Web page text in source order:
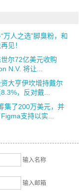
万人之选”脚臭粉，和
见！
尔72亿美元收购
N.V. 将让...
大亨伊坎增持戴尔
，反对戴...
集了200万美元，并
支持以实...
输入名称
输入邮箱